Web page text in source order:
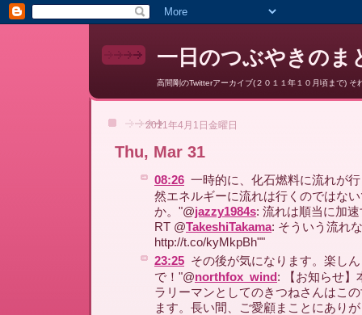
一日のつぶやきのま
高間剛のTwitterアーカイブ(２０１１年１０月頃まで)
2011年4月1日金曜日
Thu, Mar 31
08:26 一時的に、化石燃料に流れが
然エネルギーに流れは行くのではな
か。"@jazzy1984s: 流れは順当に加
RT @TakeshiTakama: そういう流れ
http://t.co/kyMkpBh""
23:25 その後が気になります。楽しん
で！"@northfox_wind: 【お知らせ】
ラリーマンとしてのきつねさんはこ
ます。長い間、ご愛顧まことにあり